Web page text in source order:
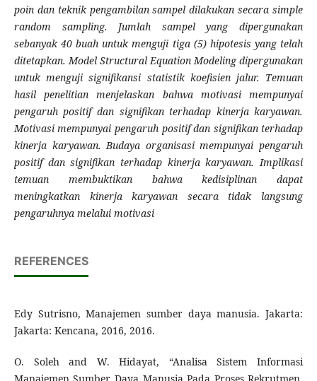
poin dan teknik pengambilan sampel dilakukan secara simple
random sampling. Jumlah sampel yang dipergunakan
sebanyak 40 buah untuk menguji tiga (5) hipotesis yang telah
ditetapkan. Model Structural Equation Modeling dipergunakan
untuk menguji signifikansi statistik koefisien jalur. Temuan
hasil penelitian menjelaskan bahwa motivasi mempunyai
pengaruh positif dan signifikan terhadap kinerja karyawan.
Motivasi mempunyai pengaruh positif dan signifikan terhadap
kinerja karyawan. Budaya organisasi mempunyai pengaruh
positif dan signifikan terhadap kinerja karyawan. Implikasi
temuan membuktikan bahwa kedisiplinan dapat
meningkatkan kinerja karyawan secara tidak langsung
pengaruhnya melalui motivasi
REFERENCES
Edy Sutrisno, Manajemen sumber daya manusia. Jakarta:
Jakarta: Kencana, 2016, 2016.
O. Soleh and W. Hidayat, “Analisa Sistem Informasi